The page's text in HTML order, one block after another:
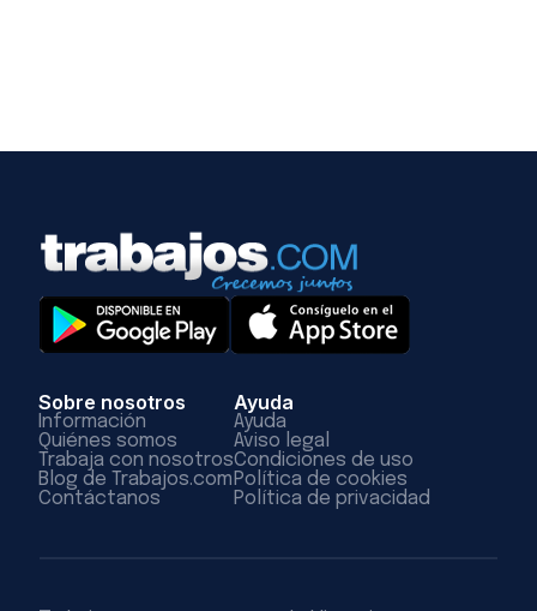
Sobre nosotros
Información
Quiénes somos
Trabaja con nosotros
Blog de Trabajos.com
Contáctanos
Ayuda
Ayuda
Aviso legal
Condiciones de uso
Política de cookies
Política de privacidad